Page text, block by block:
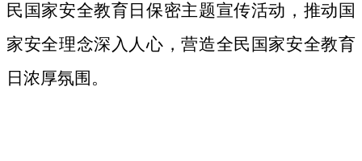
民国家安全教育日保密主题宣传活动，推动国
家安全理念深入人心，营造全民国家安全教育
日浓厚氛围。